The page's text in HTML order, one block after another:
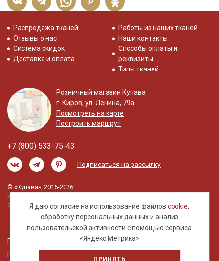
Я даю согласие на использование файловcookie,
обработкуперсональных данныхи анализ
пользовательской активности с помощью сервиса
«Яндекс.Метрика»
ПРИНЯТЬ
Распродажа тканей
Отзывы о нас
Система скидок
Доставка и оплата
Работы из наших тканей
Наши контакты
Способы оплаты и
реквизиты
Типы тканей
Розничный магазин Купава
г. Киров, ул. Ленина, 79а
Посмотреть на карте
Построить маршрут
+7 (800) 533-75-43
Подписаться на рассылку
© «Купава», 2015-2026
Информация на сайте не является публичной
офертой.
Правовая информация
Политика обработки персональных данных